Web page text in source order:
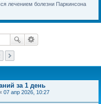
лечением болезни Паркинсона
за 1 день
07 апр 2026, 10:27